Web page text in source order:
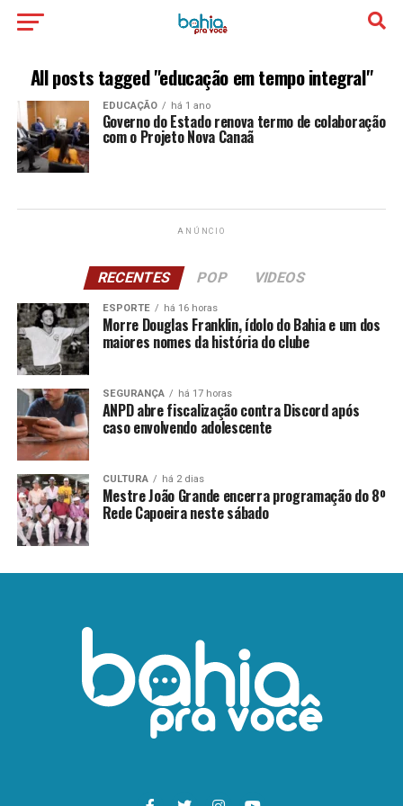
All posts tagged "educação em tempo integral"
EDUCAÇÃO há 1 ano
Governo do Estado renova termo de colaboração
com o Projeto Nova Canaã
ANÚNCIO
RECENTES POP VIDEOS
ESPORTE há 16 horas
Morre Douglas Franklin, ídolo do Bahia e um dos
maiores nomes da história do clube
SEGURANÇA há 17 horas
ANPD abre fiscalização contra Discord após
caso envolvendo adolescente
CULTURA há 2 dias
Mestre João Grande encerra programação do 8º
Rede Capoeira neste sábado